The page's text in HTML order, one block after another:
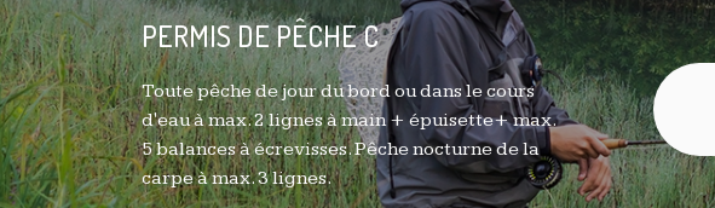
PERMIS DE PÊCHE C
Toute pêche de jour du bord ou dans le cours
d'eau à max. 2 lignes à main + épuisette+ max.
5 balances à écrevisses. Pêche nocturne de la
carpe à max. 3 lignes.